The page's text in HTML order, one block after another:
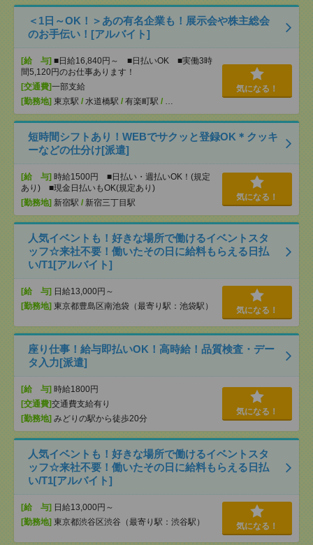
＜1日～OK！＞あの有名企業も！展示会や株主総会
のお手伝い！[アルバイト]
[給 与] ■日給16,840円～ ■日払いOK ■実働3時
間5,120円のお仕事あります！
[交通費]一部支給
[勤務地] 東京駅 / 水道橋駅 / 有楽町駅 / …
気になる！
短時間シフトあり！WEBでサクッと登録OK＊クッキ
ーなどの仕分け[派遣]
[給 与] 時給1500円 ■日払い・週払いOK！(規定
あり) ■現金日払いもOK(規定あり)
[勤務地] 新宿駅 / 新宿三丁目駅
気になる！
人気イベントも！好きな場所で働けるイベントスタ
ッフ☆来社不要！働いたその日に給料もらえる日払
い/T1[アルバイト]
[給 与] 日給13,000円～
[勤務地] 東京都豊島区南池袋（最寄り駅：池袋駅） 気になる！
座り仕事！給与即払いOK！高時給！品質検査・デー
タ入力[派遣]
[給 与] 時給1800円
[交通費]交通費支給有り
[勤務地] みどりの駅から徒歩20分
気になる！
人気イベントも！好きな場所で働けるイベントスタ
ッフ☆来社不要！働いたその日に給料もらえる日払
い/T1[アルバイト]
[給 与] 日給13,000円～
[勤務地] 東京都渋谷区渋谷（最寄り駅：渋谷駅） 気になる！